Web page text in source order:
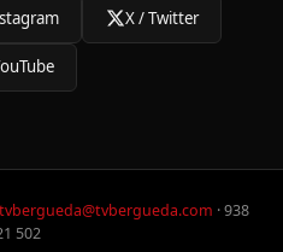
X / Twitter
tvbergueda@tvbergueda.com · 938
502